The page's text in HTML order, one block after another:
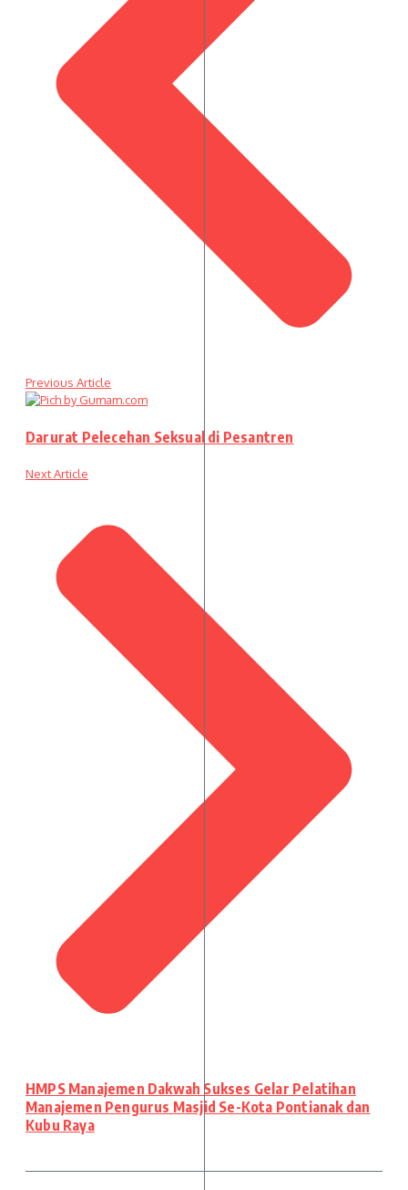
Previous Article
Darurat Pelecehan Seksual di Pesantren
Next Article
HMPS Manajemen Dakwah Sukses Gelar Pelatihan
Manajemen Pengurus Masjid Se-Kota Pontianak dan
Kubu Raya